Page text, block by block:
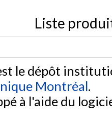
Liste
le dépôt
Montréal.
à l'aide du